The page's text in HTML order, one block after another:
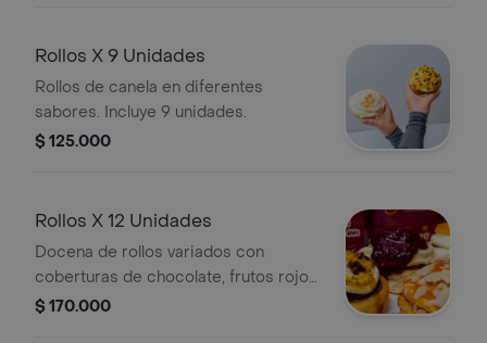
Rollos X 9 Unidades
Rollos de canela en diferentes
sabores. Incluye 9 unidades.
$ 125.000
Rollos X 12 Unidades
Docena de rollos variados con
coberturas de chocolate, frutos rojos
y almendras.
$ 170.000